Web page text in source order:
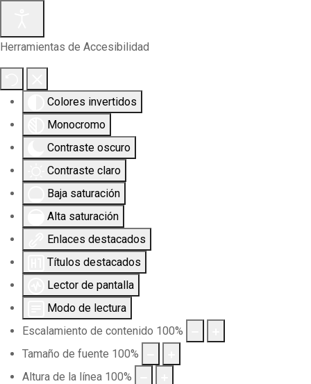
Herramientas de Accesibilidad
Colores invertidos
Monocromo
Contraste oscuro
Contraste claro
Baja saturación
Alta saturación
Enlaces destacados
Títulos destacados
Lector de pantalla
Modo de lectura
Escalamiento de contenido 100%
Tamaño de fuente 100%
Altura de la línea 100%